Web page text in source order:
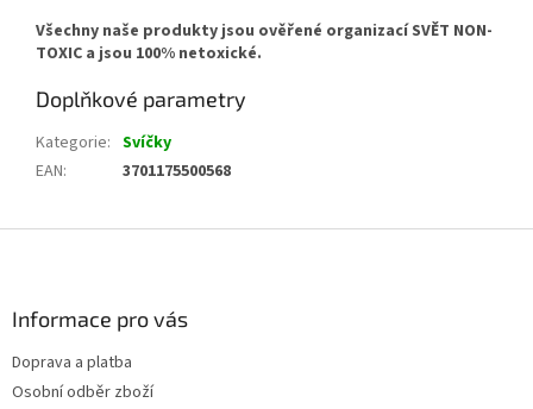
Všechny naše produkty jsou ověřené organizací SVĚT NON-
TOXIC a jsou 100% netoxické.
Doplňkové parametry
Kategorie: Svíčky
EAN: 3701175500568
Informace pro vás
Doprava a platba
Osobní odběr zboží